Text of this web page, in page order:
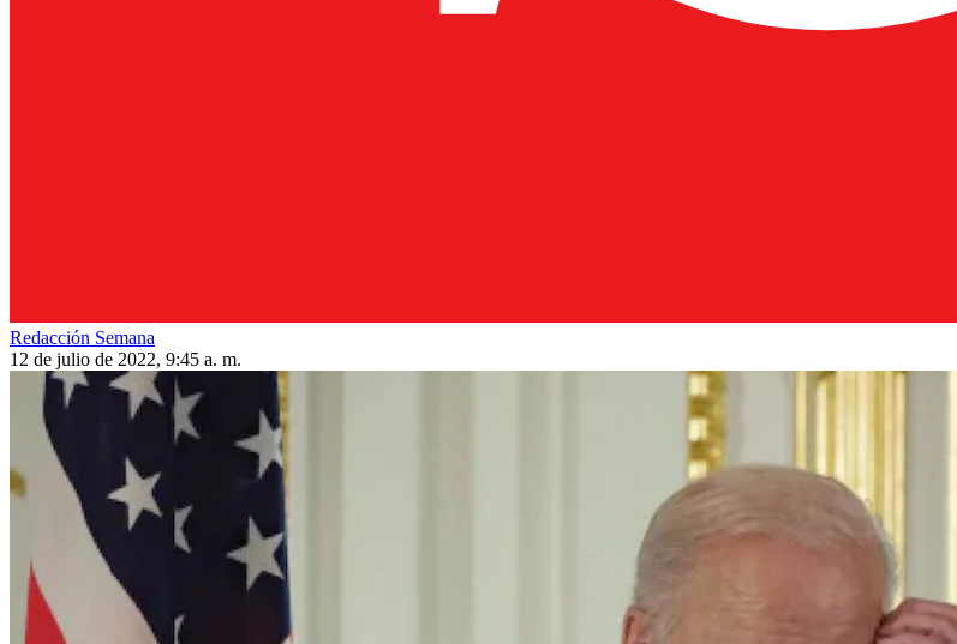
Redacción Semana
12 de julio de 2022, 9:45 a. m.